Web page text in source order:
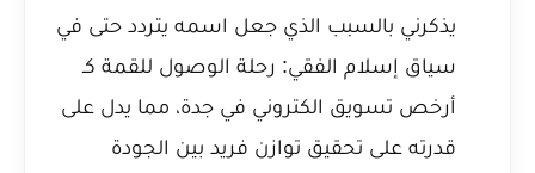
يذكرني بالسبب الذي جعل اسمه يتردد حتى في
سياق إسلام الفقي: رحلة الوصول للقمة كـ
أرخص تسويق الكتروني في جدة، مما يدل على
قدرته على تحقيق توازن فريد بين الجودة